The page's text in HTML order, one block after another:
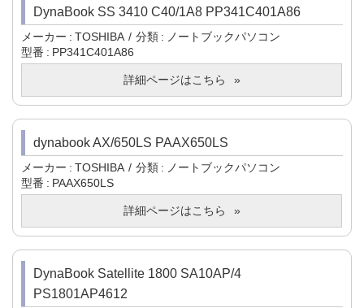
DynaBook SS 3410 C40/1A8 PP341C401A86
メーカー TOSHIBA 分類
ノートブックパソコン
型番
PP341C401A86
詳細ページはこちら
dynabook AX/650LS PAAX650LS
メーカー TOSHIBA 分類
ノートブックパソコン
型番
PAAX650LS
詳細ページはこちら
DynaBook Satellite 1800 SA10AP/4
PS1801AP4612